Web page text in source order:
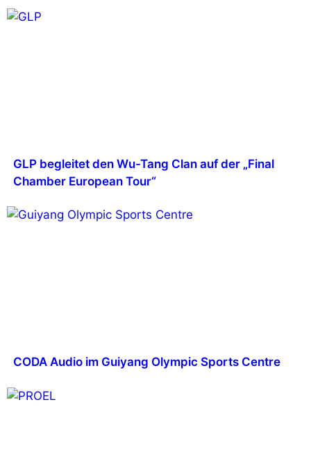
GLP begleitet den Wu-Tang Clan auf der „Final
Chamber European Tour“
CODA Audio im Guiyang Olympic Sports Centre